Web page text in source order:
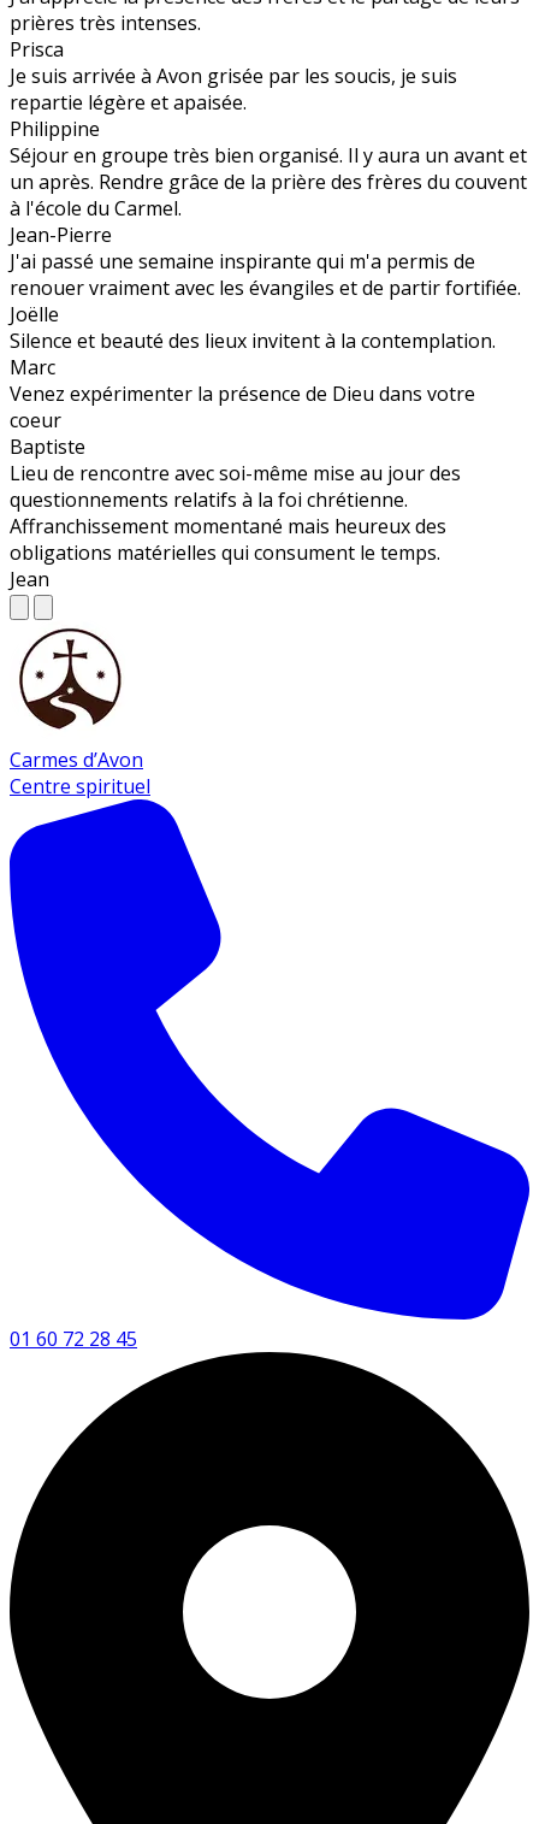
prières très intenses.
Prisca
Je suis arrivée à Avon grisée par les soucis, je suis
repartie légère et apaisée.
Philippine
Séjour en groupe très bien organisé. Il y aura un avant et
un après. Rendre grâce de la prière des frères du couvent
à l'école du Carmel.
Jean-Pierre
J'ai passé une semaine inspirante qui m'a permis de
renouer vraiment avec les évangiles et de partir fortifiée.
Joëlle
Silence et beauté des lieux invitent à la contemplation.
Marc
Venez expérimenter la présence de Dieu dans votre
coeur
Baptiste
Lieu de rencontre avec soi-même mise au jour des
questionnements relatifs à la foi chrétienne.
Affranchissement momentané mais heureux des
obligations matérielles qui consument le temps.
Jean
Carmes d’Avon
Centre spirituel
01 60 72 28 45